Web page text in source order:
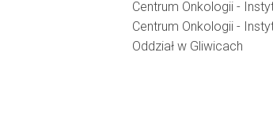
Centrum Onkologii -
Centrum Onkologii -
Oddział w Gliwicach